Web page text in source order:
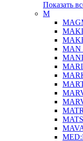
Показать
M
MAN